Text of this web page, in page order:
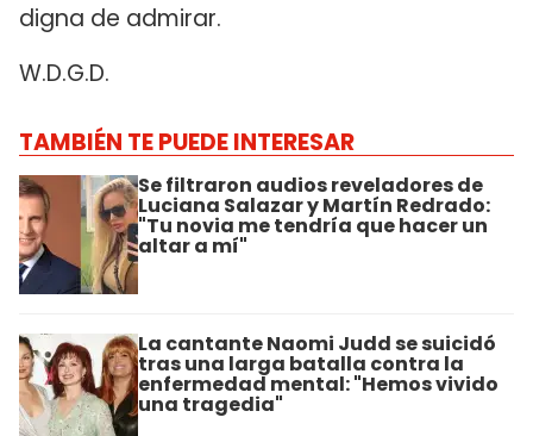
digna de admirar.
W.D.G.D.
TAMBIÉN TE PUEDE INTERESAR
Se filtraron audios reveladores de
Luciana Salazar y Martín Redrado:
"Tu novia me tendría que hacer un
altar a mí"
La cantante Naomi Judd se suicidó
tras una larga batalla contra la
enfermedad mental: "Hemos vivido
una tragedia"